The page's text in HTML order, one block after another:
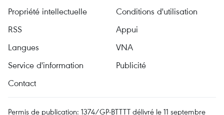
Propriété intellectuelle
Conditions d'utilisation
RSS
Appui
Langues
VNA
Service d'information
Publicité
Contact
Permis de publication: 1374/GP-BTTTT délivré le 11 septembre